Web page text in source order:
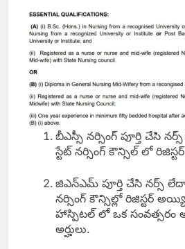
బీఎస్సీ నర్సింగ్ పూర్తి చేసి
స్టేట్ నర్సింగ్ కౌన్సిల్ లో
జిఎన్ఎమ్ పూర్తి చేసి నర్స్
నర్సింగ్ కౌన్సిల్లో రిజిస్టర్
హాస్పిటల్ లో ఒక సంవత్సరం
అర్హులు.